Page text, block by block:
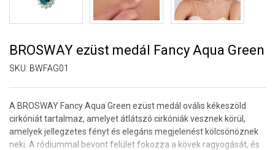
BROSWAY ezüst medál Fancy Aqua Green
SKU: BWFAG01
A BROSWAY Fancy Aqua Green ezüst medál ovális kékeszöld
cirkóniát tartalmaz, amelyet átlátszó cirkóniák vesznek körül,
amelyek jellegzetes fényt és elegáns megjelenést kölcsönöznek
neki. A ródiummal bevont felület fokozza a kövek ragyogását, és